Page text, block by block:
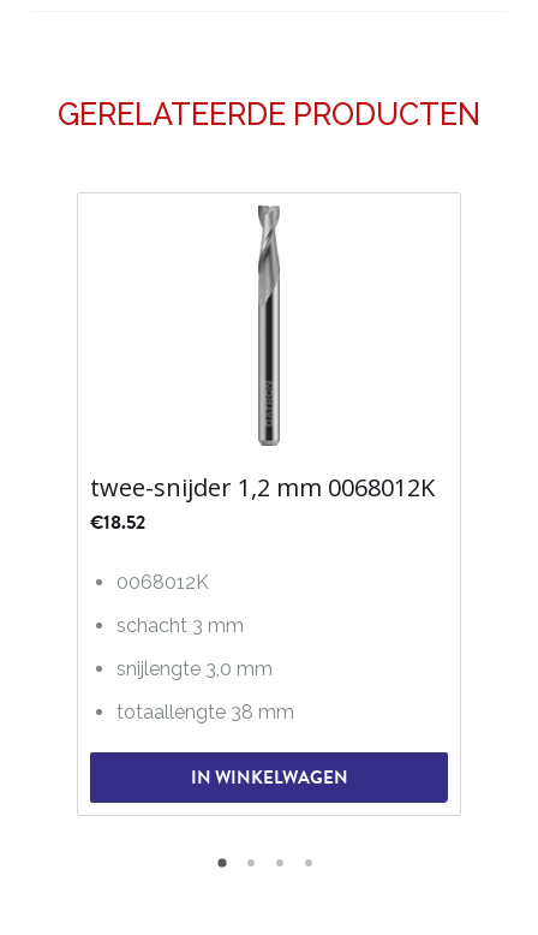
GERELATEERDE PRODUCTEN
twee-snijder 1,2 mm 0068012K
€18.52
0068012K
schacht 3 mm
snijlengte 3,0 mm
totaallengte 38 mm
IN WINKELWAGEN